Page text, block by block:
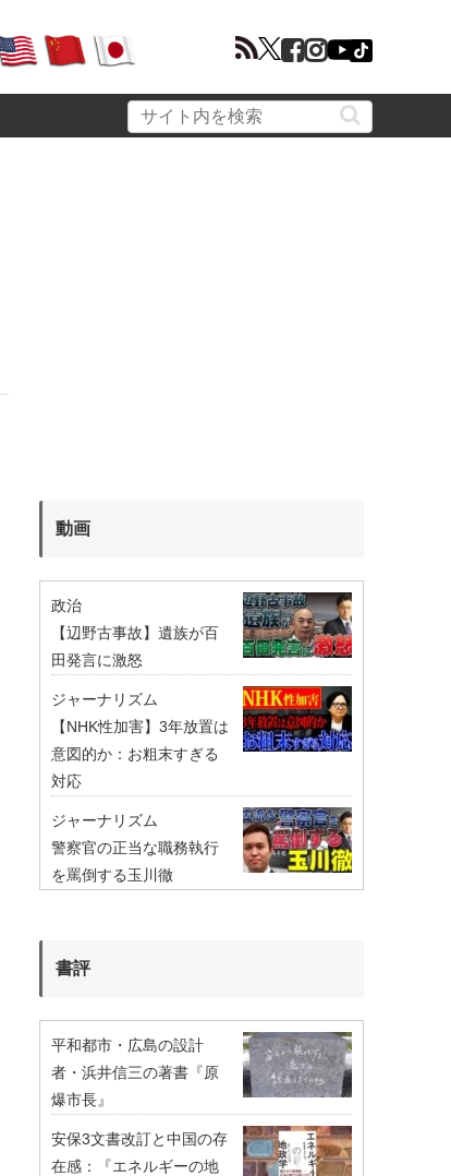
動画
政治
【辺野古事故】遺族が百
田発言に激怒
ジャーナリズム
【NHK性加害】3年放置は
意図的か：お粗末すぎる
対応
ジャーナリズム
警察官の正当な職務執行
を罵倒する玉川徹
書評
平和都市・広島の設計
者・浜井信三の著書『原
爆市長』
安保3文書改訂と中国の存
在感：『エネルギーの地